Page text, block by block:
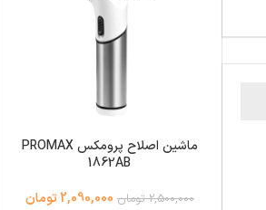
ماشین اصلاح پرومکس PROMAX
1862AB
2,500,000 تومان 2,090,000 تومان